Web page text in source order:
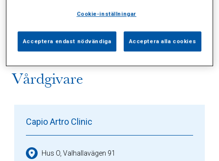
Vårdgivare
Capio Artro Clinic
Hus O, Valhallavägen 91
Cookie-inställningar
Acceptera endast nödvändiga Acceptera alla cookies